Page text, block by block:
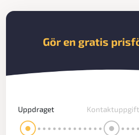
Gör en gratis
Uppdraget